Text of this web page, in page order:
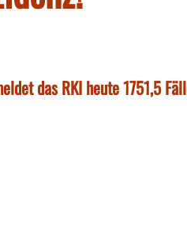
das RKI heute 1751,5